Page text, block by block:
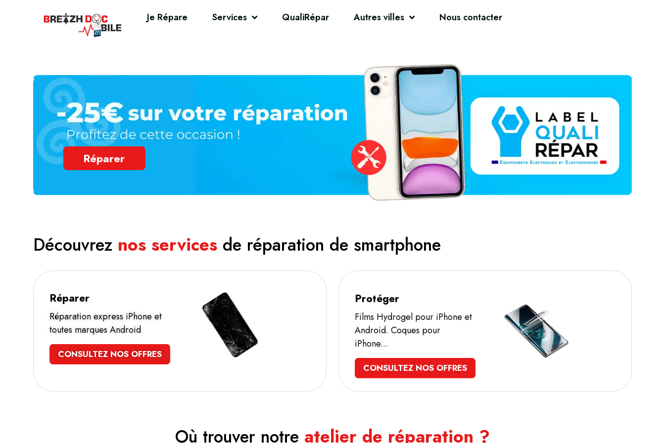
Je Répare Services QualiRépar Autres villes Nous contacter
Réparer
Découvrez nos services de réparation de smartphone
Réparer
Réparation express iPhone et
toutes marques Android
CONSULTEZ NOS OFFRES
Protéger
Films Hydrogel pour iPhone et
Android. Coques pour
iPhone...
CONSULTEZ NOS OFFRES
Où trouver notre atelier de réparation ?